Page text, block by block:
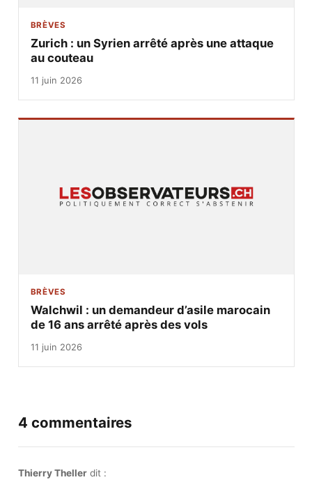
BRÈVES
Zurich : un Syrien arrêté après une attaque
au couteau
11 juin 2026
BRÈVES
Walchwil : un demandeur d’asile marocain
de 16 ans arrêté après des vols
11 juin 2026
4 commentaires
Thierry Theller dit :